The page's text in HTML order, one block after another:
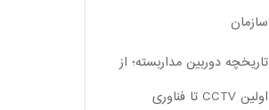
سازمان
تاریخچه دوربین مداربسته؛ از
اولین CCTV تا فناوری